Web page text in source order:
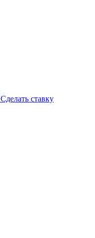
Сделать ставку